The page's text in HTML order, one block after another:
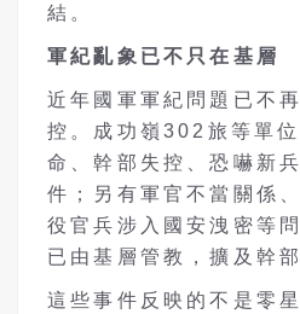
結。
軍紀亂象已不只在基層
近年國軍軍紀問題已不
控。成功嶺302旅等單
命、幹部失控、恐嚇新
件；另有軍官不當關係
役官兵涉入國安洩密等
已由基層管教，擴及幹
這些事件反映的不是零